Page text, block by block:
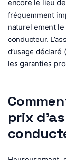
encore le lieu
fréquemment
naturellement le
conducteur.
d’usage
les garanties
prix